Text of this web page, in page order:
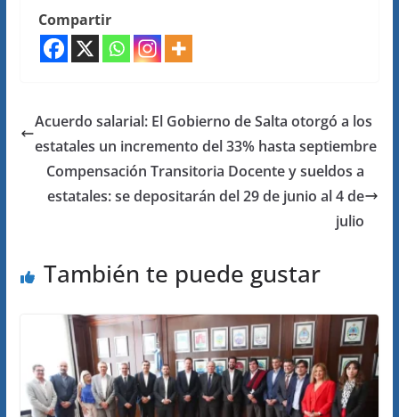
Compartir
Acuerdo salarial: El Gobierno de Salta otorgó a los
estatales un incremento del 33% hasta septiembre
Compensación Transitoria Docente y sueldos a
estatales: se depositarán del 29 de junio al 4 de
julio
También te puede gustar